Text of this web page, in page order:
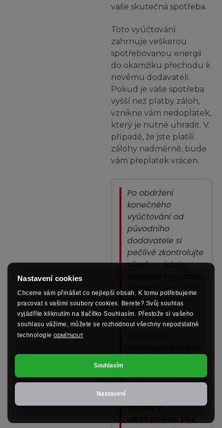
Nastavení cookies
Chceme vám přinášet co nejlepší obsah. K tomu potřebujeme
pracovat s vašimi soubory cookies. Berete? Svůj souhlas
vyjádříte kliknutím na tlačítko Souhlasím. Přestože si vašeho
souhlasu vážíme, můžete se rozhodnout všechny nepodstatné
technologie ODMÍTNOUT
Souhlasím
Nastavení
vaše skutečná spotřeba.
Toto vyúčtování
zahrnuje veškerou
spotřebovanou energii
do okamžiku přechodu k
novému dodavateli.
Pokud je vaše spotřeba
vyšší než platby záloh,
vznikne vám nedoplatek,
který je nutné uhradit. V
případě, že jste platili
zálohy nadměrně, bude
vám přeplatek vrácen.
Po obdržení
konečného
vyúčtování od
původního
dodavatele si
pečlivě zkontrolujte
všechny údaje,
a celkovou částku
k úhradě. Pokud
zjistíte nějaké
nesrovnalosti,
by vás také
vyznat v